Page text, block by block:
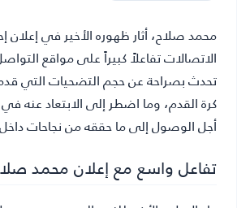
محمد صلاح، أثار ظهوره الأخير في
الاتصالات تفاعلاً كبيراً على مواقع
تحدث بصراحة عن حجم التضحيات التي
كرة القدم، وما اضطر إلى الابتعاد عنه
أجل الوصول إلى ما حققه من نجاحات
تفاعل واسع مع إعلان محمد